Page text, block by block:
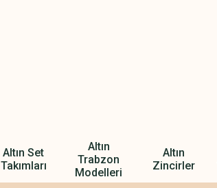
Altın Set
Takımları
Altın
Trabzon
Modelleri
Altın
Zincirler